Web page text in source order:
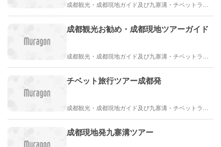
成都観光お勧め・成都現地ツアーガイド
チベット旅行ツアー成都発
成都現地発九寨溝ツアー